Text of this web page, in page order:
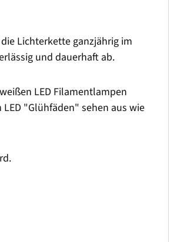
Lichterkette ganzjährig im
und dauerhaft ab.
LED Filamentlampen
"Glühfäden" sehen aus wie